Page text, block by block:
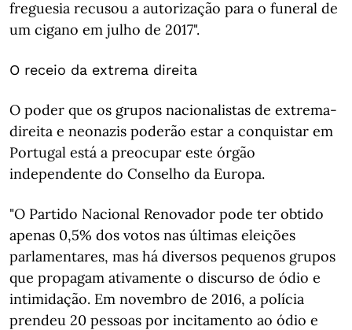
freguesia recusou a autorização para o funeral de
um cigano em julho de 2017".
O receio da extrema direita
O poder que os grupos nacionalistas de extrema-
direita e neonazis poderão estar a conquistar em
Portugal está a preocupar este órgão
independente do Conselho da Europa.
"O Partido Nacional Renovador pode ter obtido
apenas 0,5% dos votos nas últimas eleições
parlamentares, mas há diversos pequenos grupos
que propagam ativamente o discurso de ódio e
intimidação. Em novembro de 2016, a polícia
prendeu 20 pessoas por incitamento ao ódio e